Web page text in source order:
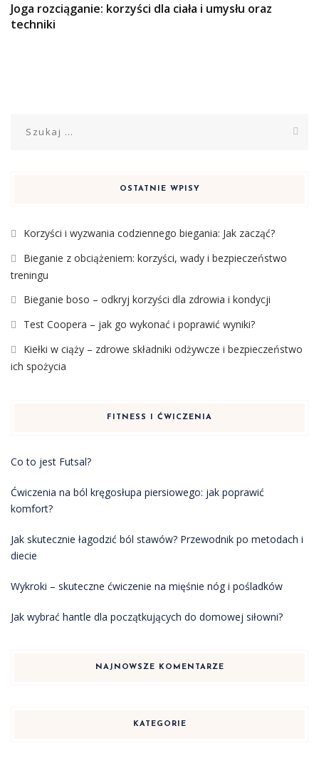
Joga rozciąganie: korzyści dla ciała i umysłu oraz
techniki
OSTATNIE WPISY
Korzyści i wyzwania codziennego biegania: Jak zacząć?
Bieganie z obciążeniem: korzyści, wady i bezpieczeństwo
treningu
Bieganie boso – odkryj korzyści dla zdrowia i kondycji
Test Coopera – jak go wykonać i poprawić wyniki?
Kiełki w ciąży – zdrowe składniki odżywcze i bezpieczeństwo
ich spożycia
FITNESS I ĆWICZENIA
Co to jest Futsal?
Ćwiczenia na ból kręgosłupa piersiowego: jak poprawić
komfort?
Jak skutecznie łagodzić ból stawów? Przewodnik po metodach i
diecie
Wykroki – skuteczne ćwiczenie na mięśnie nóg i pośladków
Jak wybrać hantle dla początkujących do domowej siłowni?
NAJNOWSZE KOMENTARZE
KATEGORIE